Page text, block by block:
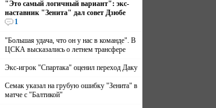
"Это самый логичный вариант": экс-
наставник "Зенита" дал совет Дзюбе
1
"Большая удача, что он у нас в команде". В
ЦСКА высказались о летнем трансфере
Экс-игрок "Спартака" оценил переход Даку
Семак указал на грубую ошибку "Зенита" в
матче с "Балтикой"